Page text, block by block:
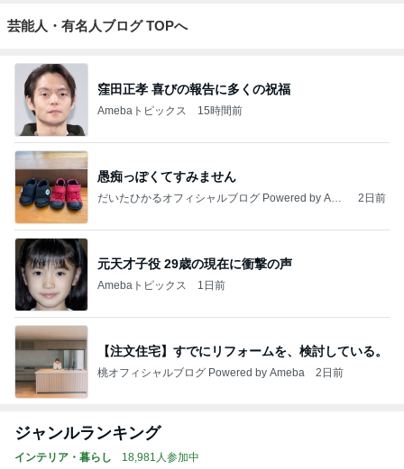
芸能人・有名人ブログ TOPへ
窪田正孝 喜びの報告に多くの祝福
Amebaトピックス 15時間前
愚痴っぽくてすみません
だいたひかるオフィシャルブログ Powered by Ame
2日前
元天才子役 29歳の現在に衝撃の声
Amebaトピックス 1日前
【注文住宅】すでにリフォームを、検討している。
桃オフィシャルブログ Powered by Ameba 2日前
ジャンルランキング
インテリア・暮らし 18,981人参加中